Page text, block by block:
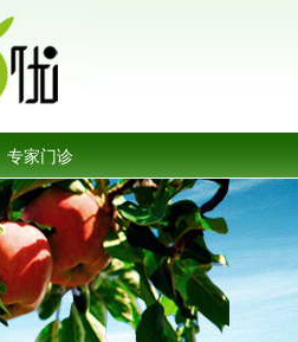
专家门诊